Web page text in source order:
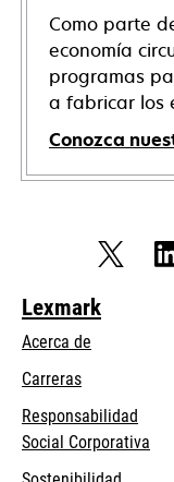
Como parte
economía
programas
a fabricar los
Conozca
Lexmark
Acerca de
Carreras
Responsabilidad
Social Corporativa